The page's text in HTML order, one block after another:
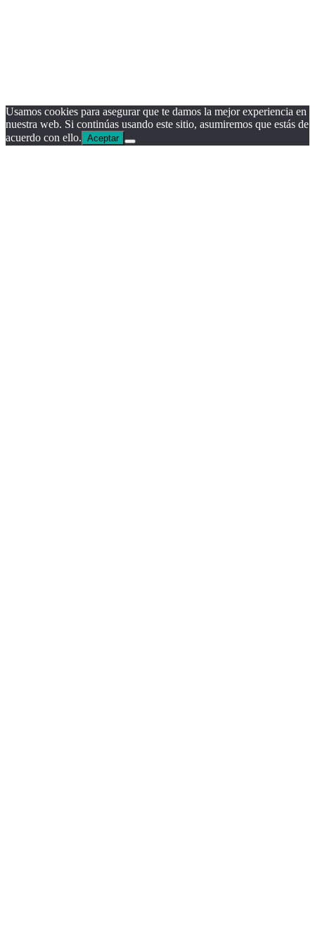
Usamos cookies para asegurar que te damos la mejor experiencia en
nuestra web. Si continúas usando este sitio, asumiremos que estás de
acuerdo con ello. Aceptar